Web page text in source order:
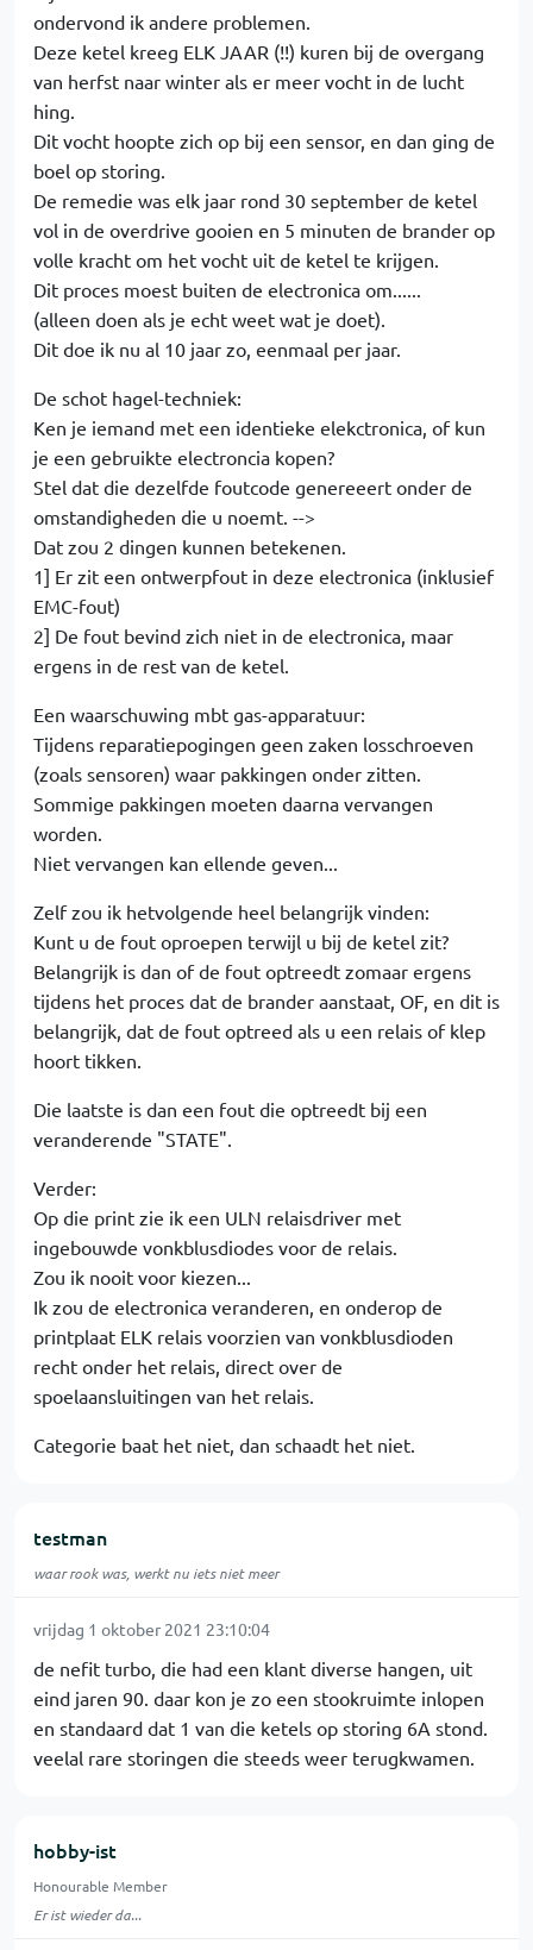
ondervond ik andere problemen.
Deze ketel kreeg ELK JAAR (!!) kuren bij de overgang
van herfst naar winter als er meer vocht in de lucht
hing.
Dit vocht hoopte zich op bij een sensor, en dan ging de
boel op storing.
De remedie was elk jaar rond 30 september de ketel
vol in de overdrive gooien en 5 minuten de brander op
volle kracht om het vocht uit de ketel te krijgen.
Dit proces moest buiten de electronica om......
(alleen doen als je echt weet wat je doet).
Dit doe ik nu al 10 jaar zo, eenmaal per jaar.
De schot hagel-techniek:
Ken je iemand met een identieke elekctronica, of kun
je een gebruikte electroncia kopen?
Stel dat die dezelfde foutcode genereeert onder de
omstandigheden die u noemt. -->
Dat zou 2 dingen kunnen betekenen.
1] Er zit een ontwerpfout in deze electronica (inklusief
EMC-fout)
2] De fout bevind zich niet in de electronica, maar
ergens in de rest van de ketel.
Een waarschuwing mbt gas-apparatuur:
Tijdens reparatiepogingen geen zaken losschroeven
(zoals sensoren) waar pakkingen onder zitten.
Sommige pakkingen moeten daarna vervangen
worden.
Niet vervangen kan ellende geven...
Zelf zou ik hetvolgende heel belangrijk vinden:
Kunt u de fout oproepen terwijl u bij de ketel zit?
Belangrijk is dan of de fout optreedt zomaar ergens
tijdens het proces dat de brander aanstaat, OF, en dit is
belangrijk, dat de fout optreed als u een relais of klep
hoort tikken.
Die laatste is dan een fout die optreedt bij een
veranderende "STATE".
Verder:
Op die print zie ik een ULN relaisdriver met
ingebouwde vonkblusdiodes voor de relais.
Zou ik nooit voor kiezen...
Ik zou de electronica veranderen, en onderop de
printplaat ELK relais voorzien van vonkblusdioden
recht onder het relais, direct over de
spoelaansluitingen van het relais.
Categorie baat het niet, dan schaadt het niet.
testman
waar rook was, werkt nu iets niet meer
vrijdag 1 oktober 2021 23:10:04
de nefit turbo, die had een klant diverse hangen, uit
eind jaren 90. daar kon je zo een stookruimte inlopen
en standaard dat 1 van die ketels op storing 6A stond.
veelal rare storingen die steeds weer terugkwamen.
hobby-ist
Honourable Member
Er ist wieder da...